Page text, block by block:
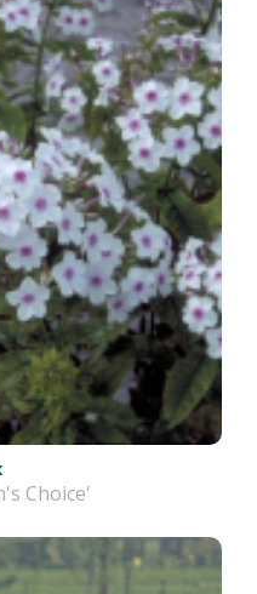
Choice'